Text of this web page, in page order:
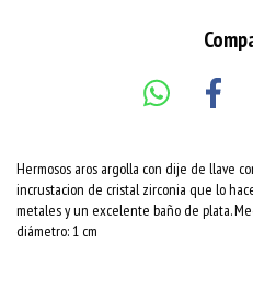
Hermosos aros argolla con dije de llave
incrustacion de cristal zirconia que lo
metales y un excelente baño de plata.
diámetro: 1 cm